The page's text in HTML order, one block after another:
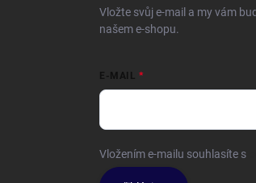
Vložte svůj e-mail a my vám
našem e-shopu.
E-MAIL
Vložením e-mailu souhlasíte s